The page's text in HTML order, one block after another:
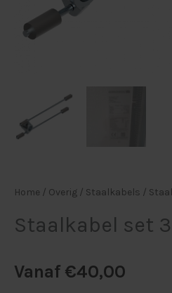
Home / Overig / Staalkabels /
Staalkabel set
Vanaf €40,00